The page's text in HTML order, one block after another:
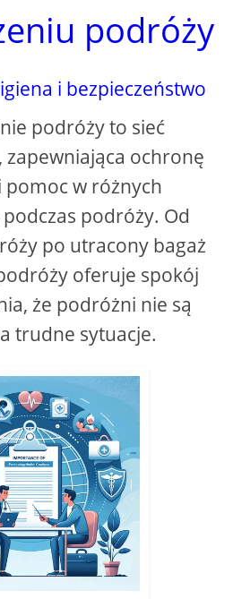
podróży
i bezpieczeństwo
podróży to sieć
zapewniająca ochronę
pomoc w różnych
podróży. Od
po utracony bagaż
oferuje spokój
że ​​podróżni nie są
trudne sytuacje.